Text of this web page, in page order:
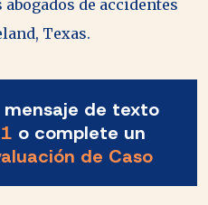
de accidentes
Texas.
mensaje de texto
o complete un
de Caso